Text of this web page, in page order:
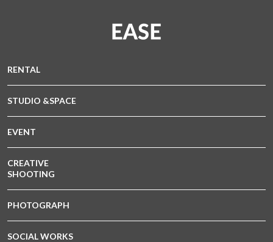
RENTAL
STUDIO &SPACE
EVENT
CREATIVE
SHOOTING
PHOTOGRAPH
SOCIAL WORKS